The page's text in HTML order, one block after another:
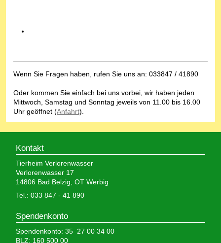
Wenn Sie Fragen haben, rufen Sie uns an: 033847 / 41890
Oder kommen Sie einfach bei uns vorbei, wir haben jeden
Mittwoch, Samstag und Sonntag jeweils von 11.00 bis 16.00
Uhr geöffnet (Anfahrt).
Kontakt
Tierheim Verlorenwasser
Verlorenwasser 17
14806 Bad Belzig, OT Werbig
Tel.: 033 847 - 41 890
Spendenkonto
Spendenkonto: 35 27 00 34 00
BLZ: 160 500 00